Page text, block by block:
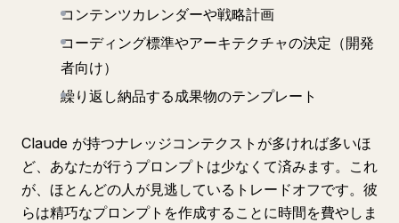
コンテンツカレンダーや戦略計画
コーディング標準やアーキテクチャの決定（開発
者向け）
繰り返し納品する成果物のテンプレート
Claude が持つナレッジコンテクストが多ければ多いほ
ど、あなたが行うプロンプトは少なくて済みます。これ
が、ほとんどの人が見逃しているトレードオフです。彼
らは精巧なプロンプトを作成することに時間を費やしま